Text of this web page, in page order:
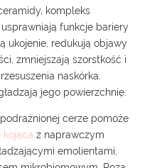
kompleks
funkcje bariery
ukojenie, redukują objawy
zmniejszają szorstkość i
naskórka.
jego powierzchnię.
cerze pomoże
kojąca z naprawczym
emolientami,